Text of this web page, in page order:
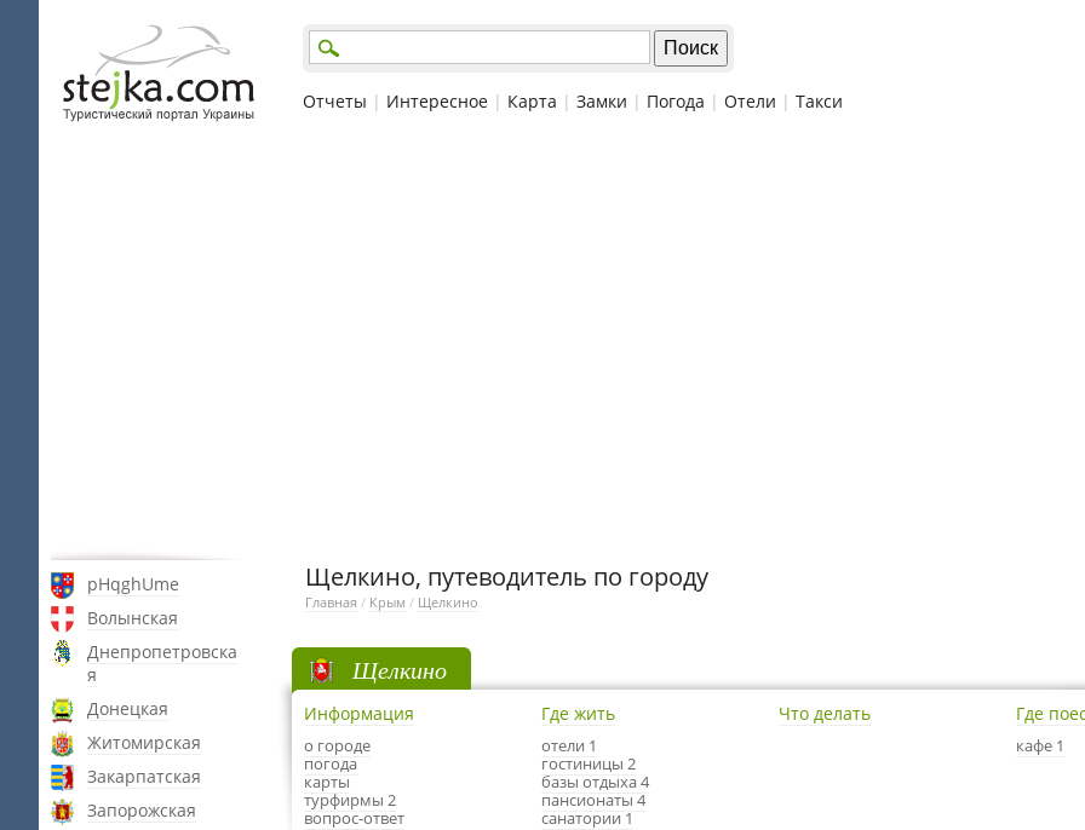
Отчеты | Интересное | Карта | Замки | Погода | Отели | Такси
pHqghUme
Волынская
Днепропетровска
я
Донецкая
Житомирская
Закарпатская
Запорожская
Щелкино, путеводитель по городу
Главная / Крым / Щелкино
Щелкино
Информация
о городе
погода
карты
турфирмы 2
вопрос-ответ
Где жить
отели 1
гостиницы 2
базы отдыха 4
пансионаты 4
санатории 1
Что делать Где
кафе 1